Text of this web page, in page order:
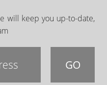
will keep you up-to-date,